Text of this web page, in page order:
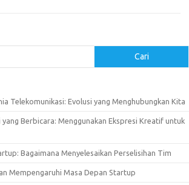
Cari
Telekomunikasi: Evolusi yang Menghubungkan Kita
Berbicara: Menggunakan Ekspresi Kreatif untuk
Bagaimana Menyelesaikan Perselisihan Tim
Mempengaruhi Masa Depan Startup